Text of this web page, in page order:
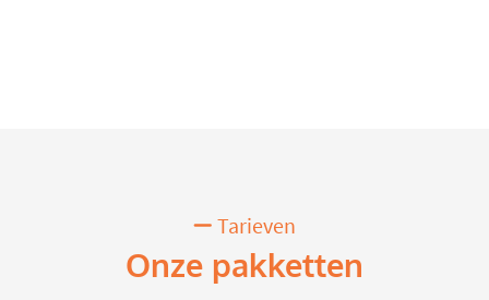
Tarieven
Onze pakketten